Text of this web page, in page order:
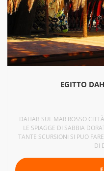
EGITTO
DAHAB SUL MAR ROSSO
LE SPIAGGE DI SABBIA
TANTE SCURSIONI SI PUO
DI